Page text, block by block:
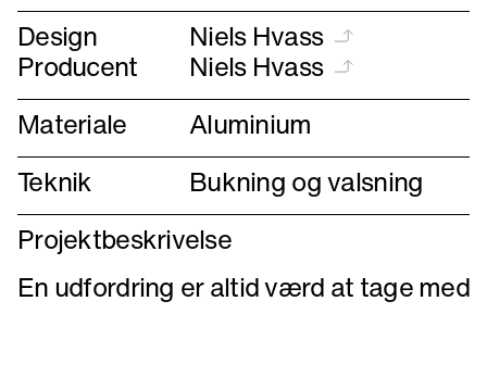
Design Niels Hvass
Producent
Niels Hvass
Materiale
Aluminium
Teknik
Bukning og valsning
Projektbeskrivelse
En udfordring er altid værd at tage med